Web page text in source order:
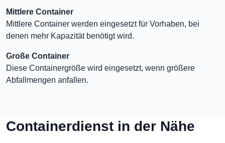
Mittlere Container
Mittlere Container werden eingesetzt für Vorhaben, bei
denen mehr Kapazität benötigt wird.
Große Container
Diese Containergröße wird eingesetzt, wenn größere
Abfallmengen anfallen.
Containerdienst in der Nähe